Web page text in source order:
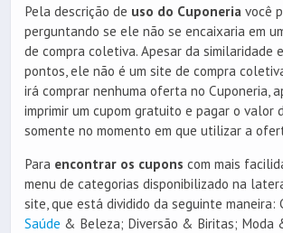
Pela descrição de uso do Cuponeria você
perguntando se ele não se encaixaria em
de compra coletiva. Apesar da similaridade
pontos, ele não é um site de compra
irá comprar nenhuma oferta no Cuponeria,
imprimir um cupom gratuito e pagar o valor
somente no momento em que utilizar a
Para encontrar os cupons com mais
menu de categorias disponibilizado na
site, que está dividido da seguinte maneira:
Saúde & Beleza; Diversão & Biritas; Moda